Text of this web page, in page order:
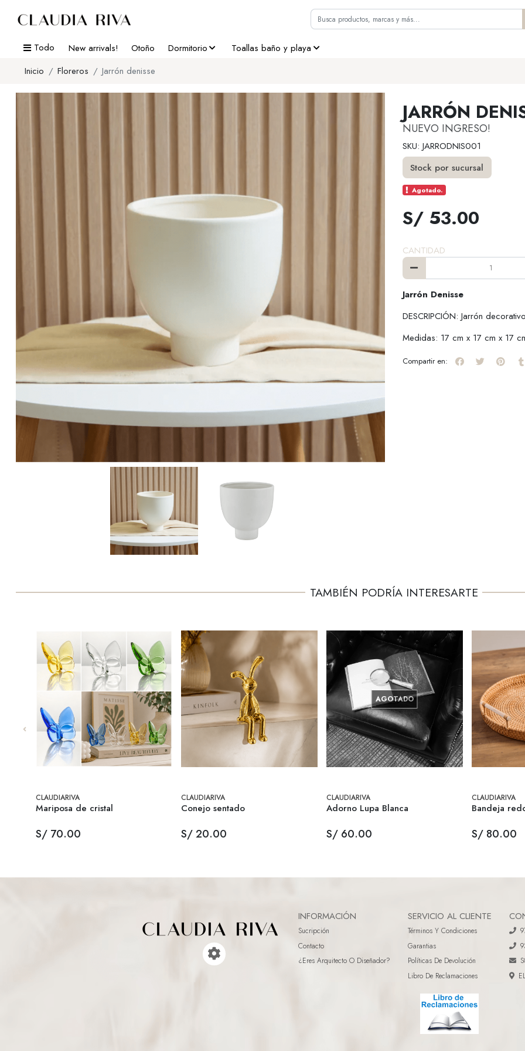
Todo New arrivals! Otoño Dormitorio
Toallas baño y playa
Inicio
Floreros Jarrón denisse
JARRÓN
NUEVO INGRESO!
SKU: JARRODNIS001
Stock por sucursal
Agotado.
S/ 53.00
CANTIDAD
Jarrón Denisse
DESCRIPCIÓN: Jarrón decorativo
Medidas: 17 cm x 17 cm x 17
Compartir en:
TAMBIÉN PODRÍA INTERESARTE
CLAUDIARIVA
Mariposa de cristal
S/ 70.00
CLAUDIARIVA
Conejo sentado
S/ 20.00
AGOTADO
CLAUDIARIVA
Adorno Lupa Blanca
S/ 60.00
CLAUDIARIVA
Bandeja
S/ 80.00
INFORMACIÓN
Sucripción
Contacto
¿eres Arquitecto O Diseñador?
SERVICIO AL CLIENTE
Términos Y Condiciones
Garantias
Políticas De Devolución
Libro De Reclamaciones